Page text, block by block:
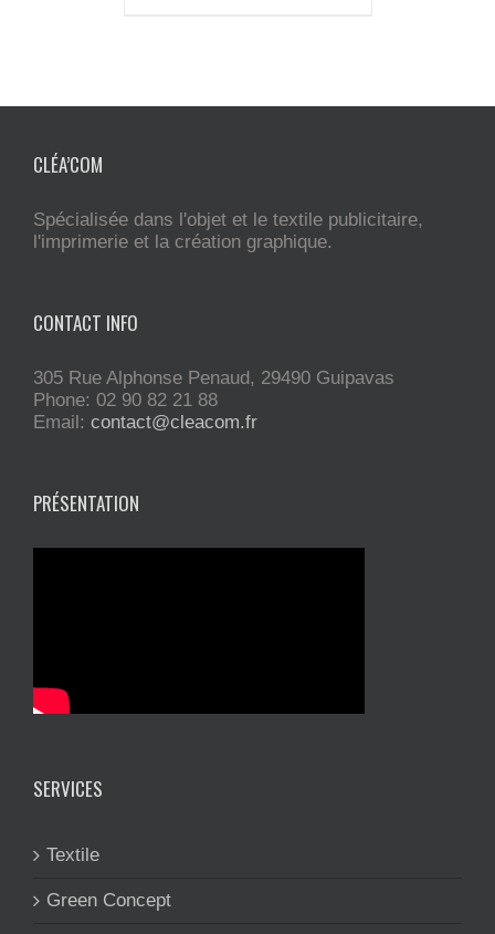
CLÉA’COM
Spécialisée dans l'objet et le textile publicitaire,
l'imprimerie et la création graphique.
CONTACT INFO
305 Rue Alphonse Penaud, 29490 Guipavas
Phone: 02 90 82 21 88
Email: contact@cleacom.fr
PRÉSENTATION
SERVICES
Textile
Green Concept